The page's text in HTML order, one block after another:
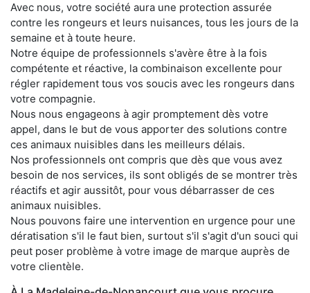
Avec nous, votre société aura une protection assurée
contre les rongeurs et leurs nuisances, tous les jours de la
semaine et à toute heure.
Notre équipe de professionnels s'avère être à la fois
compétente et réactive, la combinaison excellente pour
régler rapidement tous vos soucis avec les rongeurs dans
votre compagnie.
Nous nous engageons à agir promptement dès votre
appel, dans le but de vous apporter des solutions contre
ces animaux nuisibles dans les meilleurs délais.
Nos professionnels ont compris que dès que vous avez
besoin de nos services, ils sont obligés de se montrer très
réactifs et agir aussitôt, pour vous débarrasser de ces
animaux nuisibles.
Nous pouvons faire une intervention en urgence pour une
dératisation s'il le faut bien, surtout s'il s'agit d'un souci qui
peut poser problème à votre image de marque auprès de
votre clientèle.